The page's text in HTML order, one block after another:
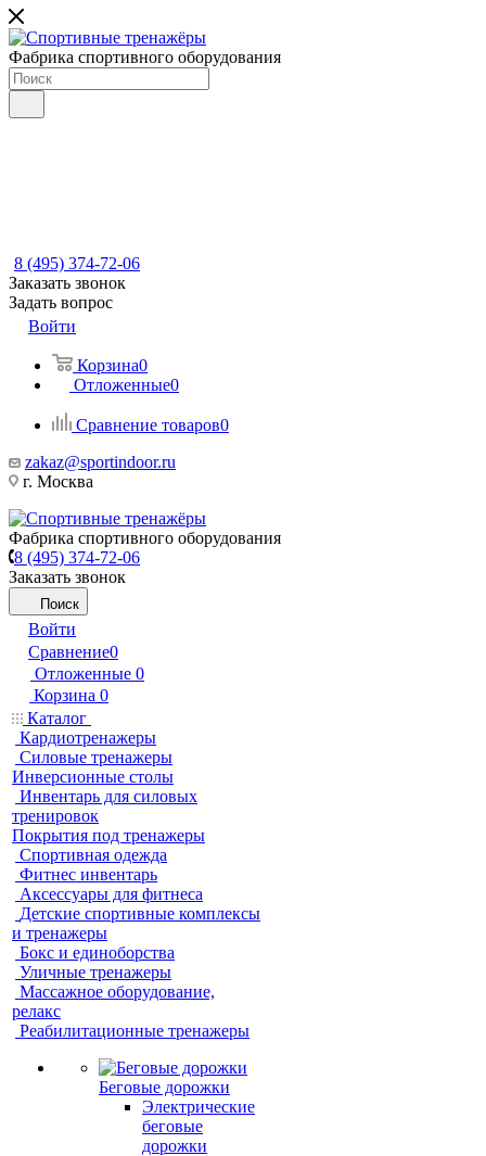
Фабрика спортивного оборудования
8 (495) 374-72-06
Заказать звонок
Задать вопрос
Войти
Корзина0
Отложенные0
Сравнение товаров0
zakaz@sportindoor.ru
г. Москва
Фабрика спортивного оборудования
8 (495) 374-72-06
Заказать звонок
Поиск
Войти
Сравнение0
Отложенные 0
Корзина 0
Каталог
Кардиотренажеры
Силовые тренажеры
Инверсионные столы
Инвентарь для силовых
тренировок
Покрытия под тренажеры
Спортивная одежда
Фитнес инвентарь
Аксессуары для фитнеса
Детские спортивные комплексы
и тренажеры
Бокс и единоборства
Уличные тренажеры
Массажное оборудование,
релакс
Реабилитационные тренажеры
Беговые дорожки
Электрические
беговые
дорожки